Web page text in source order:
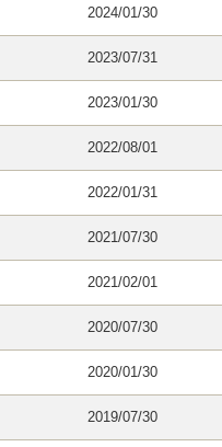
2024/01/30
2023/07/31
2023/01/30
2022/08/01
2022/01/31
2021/07/30
2021/02/01
2020/07/30
2020/01/30
2019/07/30